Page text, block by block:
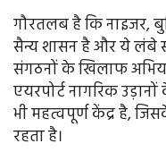
गौरतलब है कि नाइजर,
सैन्य शासन है और ये लंबे
संगठनों के खिलाफ
एयरपोर्ट नागरिक
भी महत्वपूर्ण केंद्र है,
रहता है।